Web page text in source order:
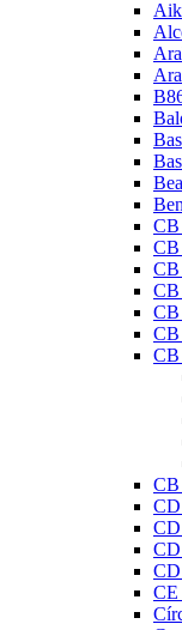
CB
CB
CB
CB
CB
CB
CB
CB
CD
CD
CE